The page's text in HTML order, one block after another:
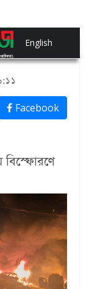
English
Facebook
বিস্ফোরণে